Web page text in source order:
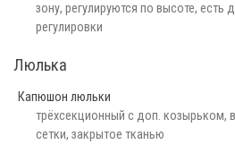
зону, регулируются по высоте, есть
регулировки
Люлька
Капюшон люльки
трёхсекционный с доп. козырьком,
сетки, закрытое тканью